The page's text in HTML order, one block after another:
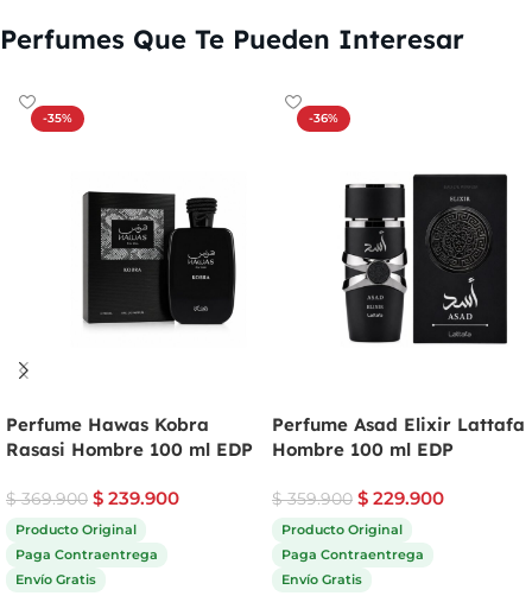
Perfumes Que Te Pueden Interesar
-35%
Perfume Hawas Kobra
Rasasi Hombre 100 ml EDP
$369.900 $ 239.900
Producto Original
Paga Contraentrega
Envío Gratis
-36%
Perfume Asad Elixir Lattafa
Hombre 100 ml EDP
$359.900 $ 229.900
Producto Original
Paga Contraentrega
Envío Gratis